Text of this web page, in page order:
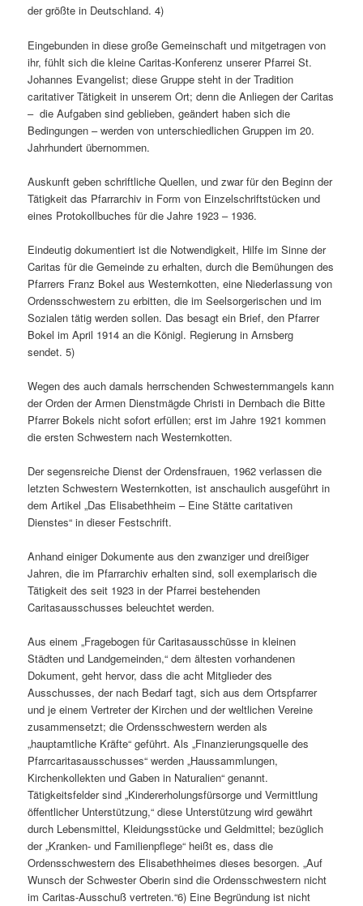
der größte in Deutschland. 4)
Eingebunden in diese große Gemeinschaft und mitgetragen von
ihr, fühlt sich die kleine Caritas-Konferenz unserer Pfarrei St.
Johannes Evangelist; diese Gruppe steht in der Tradition
caritativer Tätigkeit in unserem Ort; denn die Anliegen der Caritas
– die Aufgaben sind geblieben, geändert haben sich die
Bedingungen – werden von unterschiedlichen Gruppen im 20.
Jahrhundert übernommen.
Auskunft geben schriftliche Quellen, und zwar für den Beginn der
Tätigkeit das Pfarrarchiv in Form von Einzelschriftstücken und
eines Protokollbuches für die Jahre 1923 – 1936.
Eindeutig dokumentiert ist die Notwendigkeit, Hilfe im Sinne der
Caritas für die Gemeinde zu erhalten, durch die Bemühungen des
Pfarrers Franz Bokel aus Westernkotten, eine Niederlassung von
Ordensschwestern zu erbitten, die im Seelsorgerischen und im
Sozialen tätig werden sollen. Das besagt ein Brief, den Pfarrer
Bokel im April 1914 an die Königl. Regierung in Arnsberg
sendet. 5)
Wegen des auch damals herrschenden Schwesternmangels kann
der Orden der Armen Dienstmägde Christi in Dernbach die Bitte
Pfarrer Bokels nicht sofort erfüllen; erst im Jahre 1921 kommen
die ersten Schwestern nach Westernkotten.
Der segensreiche Dienst der Ordensfrauen, 1962 verlassen die
letzten Schwestern Westernkotten, ist anschaulich ausgeführt in
dem Artikel „Das Elisabethheim – Eine Stätte caritativen
Dienstes“ in dieser Festschrift.
Anhand einiger Dokumente aus den zwanziger und dreißiger
Jahren, die im Pfarrarchiv erhalten sind, soll exemplarisch die
Tätigkeit des seit 1923 in der Pfarrei bestehenden
Caritasausschusses beleuchtet werden.
Aus einem „Fragebogen für Caritasausschüsse in kleinen
Städten und Landgemeinden,“ dem ältesten vorhandenen
Dokument, geht hervor, dass die acht Mitglieder des
Ausschusses, der nach Bedarf tagt, sich aus dem Ortspfarrer
und je einem Vertreter der Kirchen und der weltlichen Vereine
zusammensetzt; die Ordensschwestern werden als
„hauptamtliche Kräfte“ geführt. Als „Finanzierungsquelle des
Pfarrcaritasausschusses“ werden „Haussammlungen,
Kirchenkollekten und Gaben in Naturalien“ genannt.
Tätigkeitsfelder sind „Kindererholungsfürsorge und Vermittlung
öffentlicher Unterstützung,“ diese Unterstützung wird gewährt
durch Lebensmittel, Kleidungsstücke und Geldmittel; bezüglich
der „Kranken- und Familienpflege“ heißt es, dass die
Ordensschwestern des Elisabethheimes dieses besorgen. „Auf
Wunsch der Schwester Oberin sind die Ordensschwestern nicht
im Caritas-Ausschuß vertreten.“6) Eine Begründung ist nicht